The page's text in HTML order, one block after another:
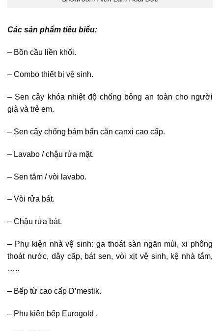
Các sản phẩm tiêu biểu:
– Bồn cầu liền khối.
– Combo thiết bị vệ sinh.
– Sen cây khóa nhiệt độ chống bỏng an toàn cho người
già và trẻ em.
– Sen cây chống bám bẩn cặn canxi cao cấp.
– Lavabo / chậu rửa mặt.
– Sen tắm / vòi lavabo.
– Vòi rửa bát.
– Chậu rửa bát.
– Phụ kiện nhà vệ sinh: ga thoát sàn ngăn mùi, xi phông
thoát nước, dây cấp, bát sen, vòi xịt vệ sinh, kệ nhà tắm,
…..
– Bếp từ cao cấp D’mestik.
– Phụ kiện bếp Eurogold .